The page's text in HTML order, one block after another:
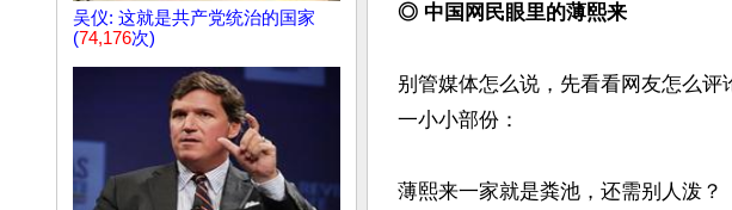
吴仪: 这就是共产党统治的国家
(74,176次)
◎ 中国网民眼里的薄熙来
别管媒体怎么说，先看看网友怎么
一小小部份：
薄熙来一家就是粪池，还需别人泼？